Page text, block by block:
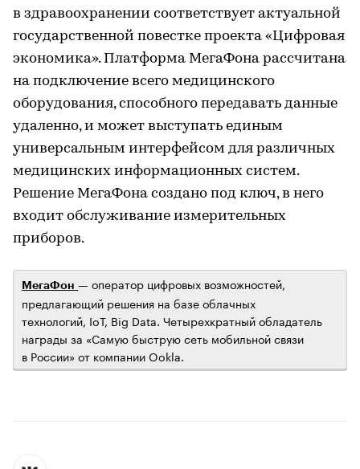
в здравоохранении соответствует актуальной
государственной повестке проекта «Цифровая
экономика». Платформа МегаФона рассчитана
на подключение всего медицинского
оборудования, способного передавать данные
удаленно, и может выступать единым
универсальным интерфейсом для различных
медицинских информационных систем.
Решение МегаФона создано под ключ, в него
входит обслуживание измерительных
приборов.
МегаФон — оператор цифровых возможностей,
предлагающий решения на базе облачных
технологий, IoT, Big Data. Четырехкратный обладатель
награды за «Самую быструю сеть мобильной связи
в России» от компании Ookla.